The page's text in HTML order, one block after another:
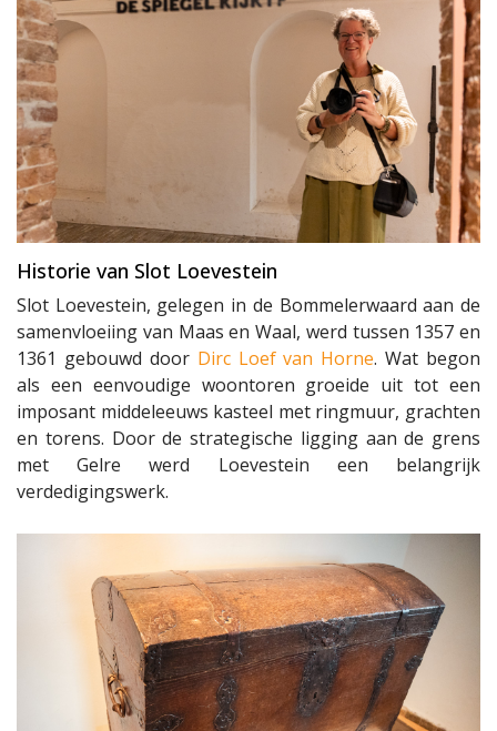
Historie van Slot Loevestein
Slot Loevestein, gelegen in de Bommelerwaard aan de
samenvloeiing van Maas en Waal, werd tussen 1357 en
1361 gebouwd door Dirc Loef van Horne. Wat begon
als een eenvoudige woontoren groeide uit tot een
imposant middeleeuws kasteel met ringmuur, grachten
en torens. Door de strategische ligging aan de grens
met Gelre werd Loevestein een belangrijk
verdedigingswerk.